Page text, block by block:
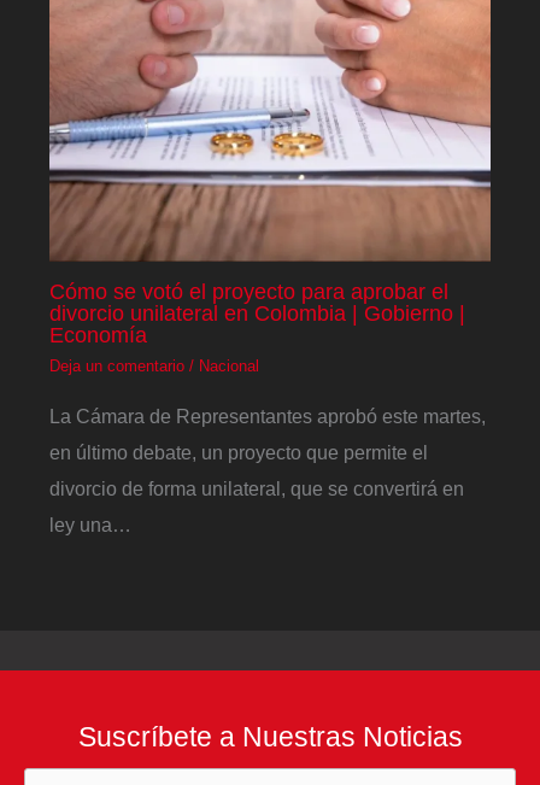
Cómo se votó el proyecto para aprobar el
divorcio unilateral en Colombia | Gobierno |
Economía
Deja un comentario / Nacional
La Cámara de Representantes aprobó este martes,
en último debate, un proyecto que permite el
divorcio de forma unilateral, que se convertirá en
ley una…
Suscríbete a Nuestras Noticias